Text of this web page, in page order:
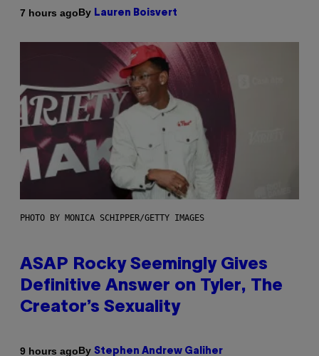
7 hours agoBy Lauren Boisvert
PHOTO BY MONICA SCHIPPER/GETTY IMAGES
ASAP Rocky Seemingly Gives
Definitive Answer on Tyler, The
Creator’s Sexuality
9 hours agoBy Stephen Andrew Galiher